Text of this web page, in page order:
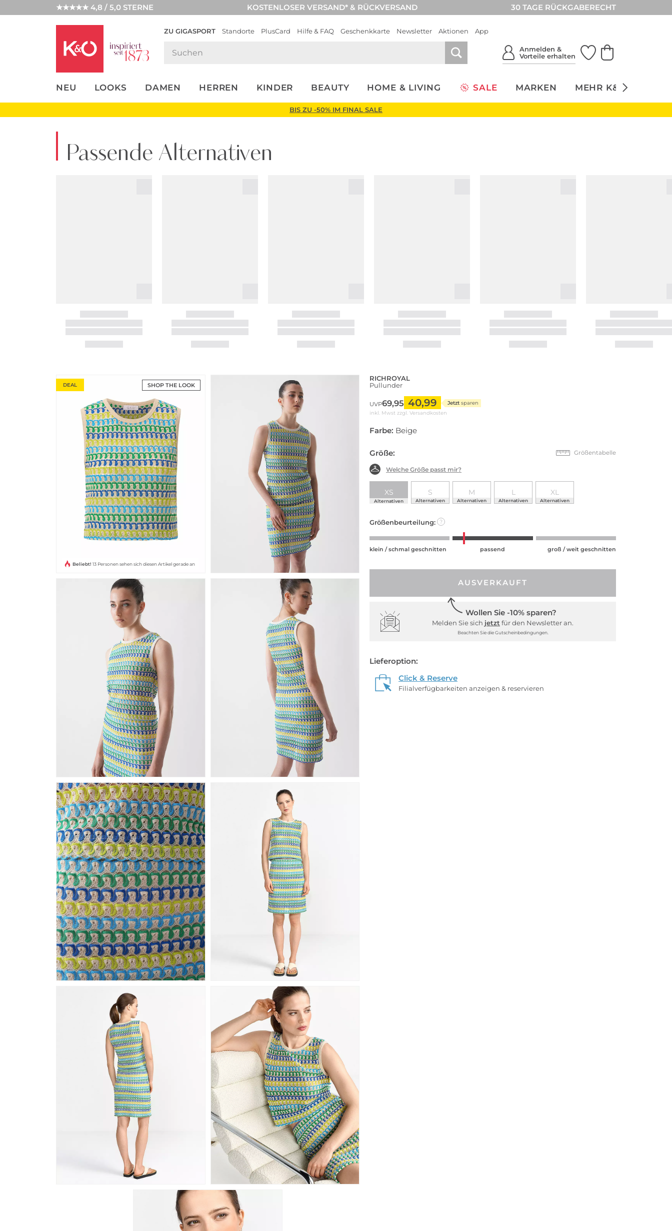
★★★★★ 4,8 / 5,0 STERNE KOSTENLOSER VERSAND* & RÜCKVERSAND 30 TAGE RÜCKGABERECHT
ZU GIGASPORT Standorte PlusCard Hilfe & FAQ Geschenkkarte Newsletter Aktionen App
Anmelden &
Vorteile erhalten
NEU LOOKS DAMEN HERREN KINDER BEAUTY HOME & LIVING SALE MARKEN MEHR K&Ö
UNSERE APP
CLICK &
BIS ZU -50% IM FINAL SALE
Passende Alternativen
SHOP THE LOOK
DEAL
Beliebt! 13 Personen sehen sich diesen Artikel gerade an
RICHROYAL
Pullunder
UVP69,95 40,99 Jetzt sparen
inkl. Mwst zzgl. Versandkosten
Farbe: Beige
Größe: Größentabelle
Welche Größe passt mir?
XS
Alternativen
S
Alternativen
M
Alternativen
L
Alternativen
XL
Alternativen
Größenbeurteilung: ?
klein / schmal geschnitten passend groß / weit geschnitten
AUSVERKAUFT
Wollen Sie -10% sparen?
Melden Sie sich jetzt für den Newsletter an.
Beachten Sie die Gutscheinbedingungen.
Lieferoption:
Click & Reserve
Filialverfügbarkeiten anzeigen & reservieren